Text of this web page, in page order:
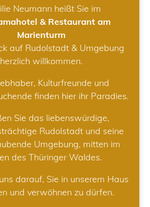
Neumann heißt Sie im
& Restaurant am
Marienturm
auf Rudolstadt & Umgebung
herzlich willkommen.
Kulturfreunde und
finden hier ihr Paradies.
Sie das liebenswürdige,
Rudolstadt und seine
Umgebung, mitten im
des Thüringer Waldes.
darauf, Sie in unserem Haus
und verwöhnen zu dürfen.